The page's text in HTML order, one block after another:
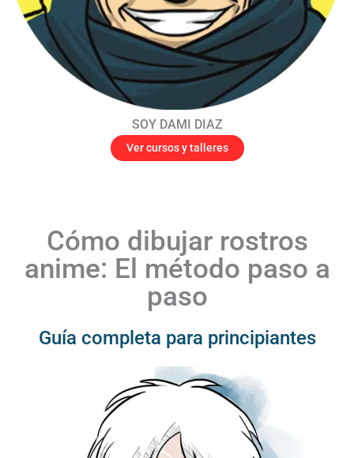
SOY DAMI DIAZ
Ver cursos y talleres
Cómo dibujar rostros
anime: El método paso a
paso
Guía completa para principiantes